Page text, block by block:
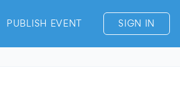
PUBLISH EVENT SIGN IN